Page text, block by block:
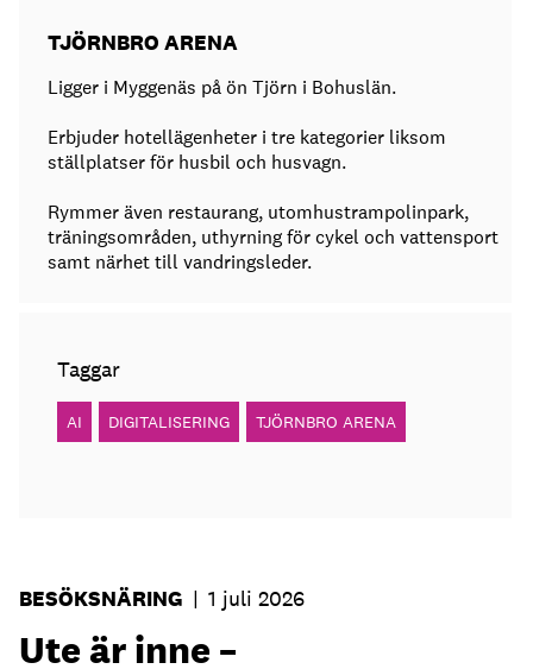
TJÖRNBRO ARENA
Ligger i Myggenäs på ön Tjörn i Bohuslän.
Erbjuder hotellägenheter i tre kategorier liksom
ställplatser för husbil och husvagn.
Rymmer även restaurang, utomhustrampolinpark,
träningsområden, uthyrning för cykel och vattensport
samt närhet till vandringsleder.
Taggar
AI DIGITALISERING TJÖRNBRO ARENA
BESÖKSNÄRING | 1 juli 2026
Ute är inne –